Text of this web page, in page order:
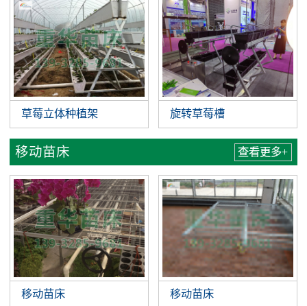
草莓立体种植架 旋转草莓槽
移动苗床 查看更多+
移动苗床 移动苗床